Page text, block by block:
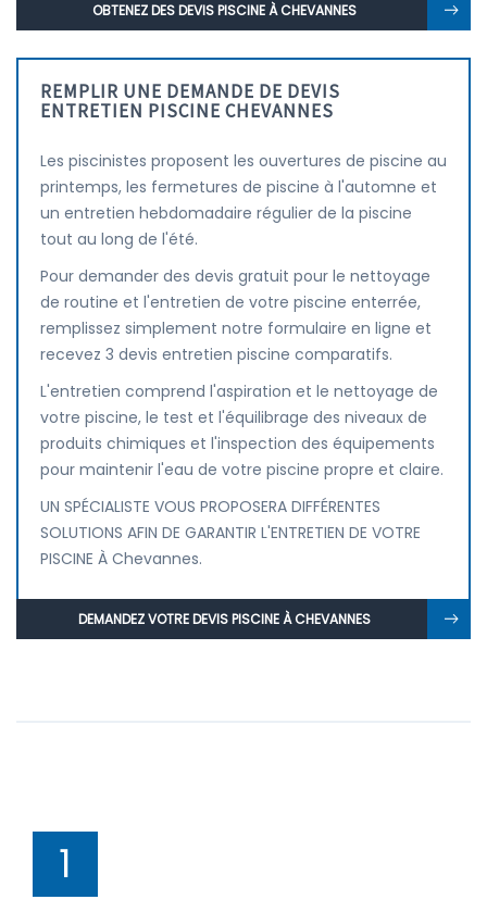
OBTENEZ DES DEVIS PISCINE À CHEVANNES
REMPLIR UNE DEMANDE DE DEVIS
ENTRETIEN PISCINE CHEVANNES
Les piscinistes proposent les ouvertures de piscine au
printemps, les fermetures de piscine à l'automne et
un entretien hebdomadaire régulier de la piscine
tout au long de l'été.
Pour demander des devis gratuit pour le nettoyage
de routine et l'entretien de votre piscine enterrée,
remplissez simplement notre formulaire en ligne et
recevez 3 devis entretien piscine comparatifs.
L'entretien comprend l'aspiration et le nettoyage de
votre piscine, le test et l'équilibrage des niveaux de
produits chimiques et l'inspection des équipements
pour maintenir l'eau de votre piscine propre et claire.
UN SPÉCIALISTE VOUS PROPOSERA DIFFÉRENTES
SOLUTIONS AFIN DE GARANTIR L'ENTRETIEN DE VOTRE
PISCINE À Chevannes.
DEMANDEZ VOTRE DEVIS PISCINE À CHEVANNES
1